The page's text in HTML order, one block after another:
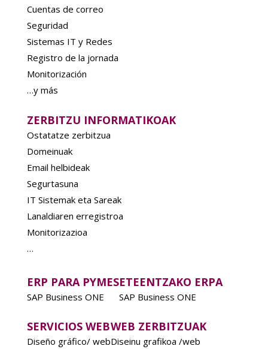
Cuentas de correo
Seguridad
Sistemas IT y Redes
Registro de la jornada
Monitorización
…y más
ZERBITZU INFORMATIKOAK
Ostatatze zerbitzua
Domeinuak
Email helbideak
Segurtasuna
IT Sistemak eta Sareak
Lanaldiaren erregistroa
Monitorizazioa
…
ERP PARA PYMES
SAP Business ONE
ETEENTZAKO ERPA
SAP Business ONE
SERVICIOS WEB
Diseño gráfico/ web
WEB ZERBITZUAK
Diseinu grafikoa /web